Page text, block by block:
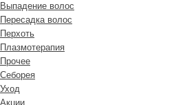
Выпадение волос
Пересадка волос
Перхоть
Плазмотерапия
Прочее
Себорея
Уход
Акции